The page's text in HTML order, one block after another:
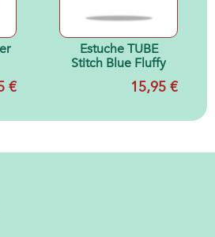
€
Estuche TUBE
Stitch Blue Fluffy
15,95 €